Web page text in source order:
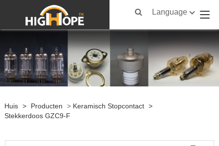
Language
Huis > Producten > Keramisch Stopcontact >
Stekkerdoos GZC9-F